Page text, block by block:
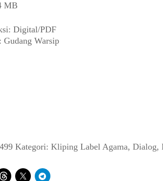
MB
Digital/PDF
Gudang Warsip
Kategori: Kliping Label Agama, Dialog,